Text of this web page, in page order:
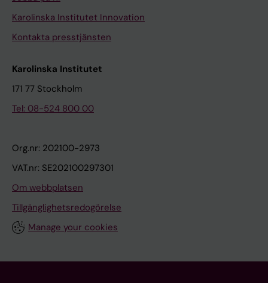
Karolinska Institutet Innovation
Kontakta presstjänsten
Karolinska Institutet
171 77 Stockholm
Tel: 08-524 800 00
Org.nr: 202100-2973
VAT.nr: SE202100297301
Om webbplatsen
Tillgänglighetsredogörelse
Manage your cookies